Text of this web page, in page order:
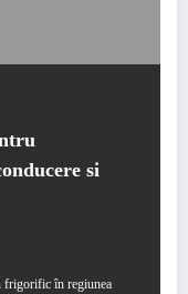
si
frigorific în regiunea